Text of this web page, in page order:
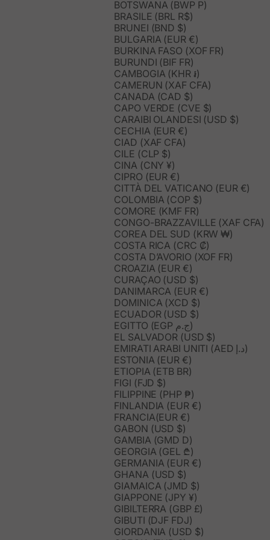
BOTSWANA (BWP P)
BRASILE (BRL R$)
BRUNEI (BND $)
BULGARIA (EUR €)
BURKINA FASO (XOF FR)
BURUNDI (BIF FR)
CAMBOGIA (KHR ៛)
CAMERUN (XAF CFA)
CANADA (CAD $)
CAPO VERDE (CVE $)
CARAIBI OLANDESI (USD $)
CECHIA (EUR €)
CIAD (XAF CFA)
CILE (CLP $)
CINA (CNY ¥)
CIPRO (EUR €)
CITTÀ DEL VATICANO (EUR €)
COLOMBIA (COP $)
COMORE (KMF FR)
CONGO-BRAZZAVILLE (XAF CFA)
COREA DEL SUD (KRW ₩)
COSTA RICA (CRC ₡)
COSTA D’AVORIO (XOF FR)
CROAZIA (EUR €)
CURAÇAO (USD $)
DANIMARCA (EUR €)
DOMINICA (XCD $)
ECUADOR (USD $)
EGITTO (EGP ج.م)
EL SALVADOR (USD $)
EMIRATI ARABI UNITI (AED د.إ)
ESTONIA (EUR €)
ETIOPIA (ETB BR)
FIGI (FJD $)
FILIPPINE (PHP ₱)
FINLANDIA (EUR €)
FRANCIA(EUR €)
GABON (USD $)
GAMBIA (GMD D)
GEORGIA (GEL ₾)
GERMANIA (EUR €)
GHANA (USD $)
GIAMAICA (JMD $)
GIAPPONE (JPY ¥)
GIBILTERRA (GBP £)
GIBUTI (DJF FDJ)
GIORDANIA (USD $)